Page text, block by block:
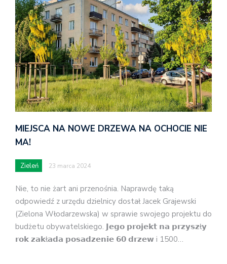
MIEJSCA NA NOWE DRZEWA NA OCHOCIE NIE
MA!
Zieleń 23 marca 2024
Nie, to nie żart ani przenośnia. Naprawdę taką
odpowiedź z urzędu dzielnicy dostał Jacek Grajewski
(Zielona Włodarzewska) w sprawie swojego projektu do
budżetu obywatelskiego. 𝗝𝗲𝗴𝗼 𝗽𝗿𝗼𝗷𝗲𝗸𝘁 𝗻𝗮 𝗽𝗿𝘇𝘆𝘀𝘇ł𝘆
𝗿𝗼𝗸 𝘇𝗮𝗸ł𝗮𝗱𝗮 𝗽𝗼𝘀𝗮𝗱𝘇𝗲𝗻𝗶𝗲 𝟲𝟬 𝗱𝗿𝘇𝗲𝘄 i 1500…